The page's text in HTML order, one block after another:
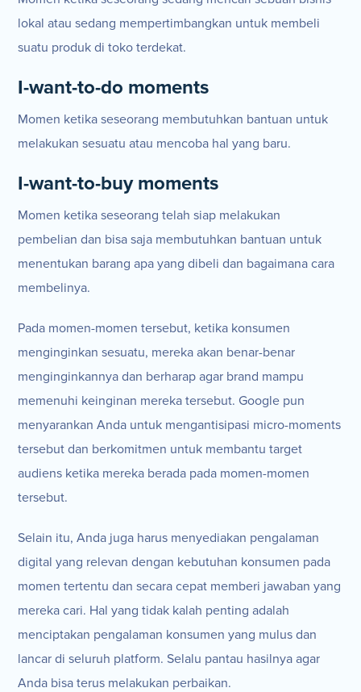
lokal atau sedang mempertimbangkan untuk membeli
suatu produk di toko terdekat.
I-want-to-do moments
Momen ketika seseorang membutuhkan bantuan untuk
melakukan sesuatu atau mencoba hal yang baru.
I-want-to-buy moments
Momen ketika seseorang telah siap melakukan
pembelian dan bisa saja membutuhkan bantuan untuk
menentukan barang apa yang dibeli dan bagaimana cara
membelinya.
Pada momen-momen tersebut, ketika konsumen
menginginkan sesuatu, mereka akan benar-benar
menginginkannya dan berharap agar brand mampu
memenuhi keinginan mereka tersebut. Google pun
menyarankan Anda untuk mengantisipasi micro-moments
tersebut dan berkomitmen untuk membantu target
audiens ketika mereka berada pada momen-momen
tersebut.
Selain itu, Anda juga harus menyediakan pengalaman
digital yang relevan dengan kebutuhan konsumen pada
momen tertentu dan secara cepat memberi jawaban yang
mereka cari. Hal yang tidak kalah penting adalah
menciptakan pengalaman konsumen yang mulus dan
lancar di seluruh platform. Selalu pantau hasilnya agar
Anda bisa terus melakukan perbaikan.